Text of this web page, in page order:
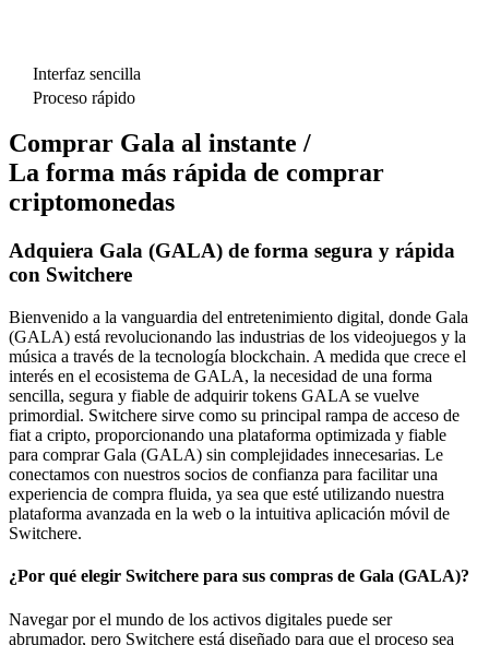
Interfaz sencilla
Proceso rápido
Comprar Gala al instante /
La forma más rápida de comprar
criptomonedas
Adquiera Gala (GALA) de forma segura y rápida
con Switchere
Bienvenido a la vanguardia del entretenimiento digital, donde Gala
(GALA) está revolucionando las industrias de los videojuegos y la
música a través de la tecnología blockchain. A medida que crece el
interés en el ecosistema de GALA, la necesidad de una forma
sencilla, segura y fiable de adquirir tokens GALA se vuelve
primordial. Switchere sirve como su principal rampa de acceso de
fiat a cripto, proporcionando una plataforma optimizada y fiable
para comprar Gala (GALA) sin complejidades innecesarias. Le
conectamos con nuestros socios de confianza para facilitar una
experiencia de compra fluida, ya sea que esté utilizando nuestra
plataforma avanzada en la web o la intuitiva aplicación móvil de
Switchere.
¿Por qué elegir Switchere para sus compras de Gala (GALA)?
Navegar por el mundo de los activos digitales puede ser
abrumador, pero Switchere está diseñado para que el proceso sea